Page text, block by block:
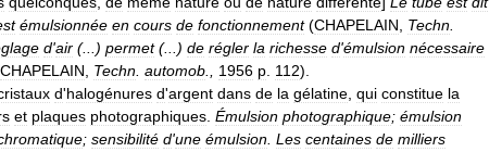
émulsionnée en cours de fonctionnement (CHAPELAIN Techn
d'air (...) permet(...) de régler la richesse d'émulsion nécessaire
CHAPELAIN Techn automob 1956 p 112).
d'halogénures d'argent dans de la gélatine qui constitue la
et plaques photographiques Émulsion photographique; émulsion
; sensibilité d'une émulsion Les centaines de milliers